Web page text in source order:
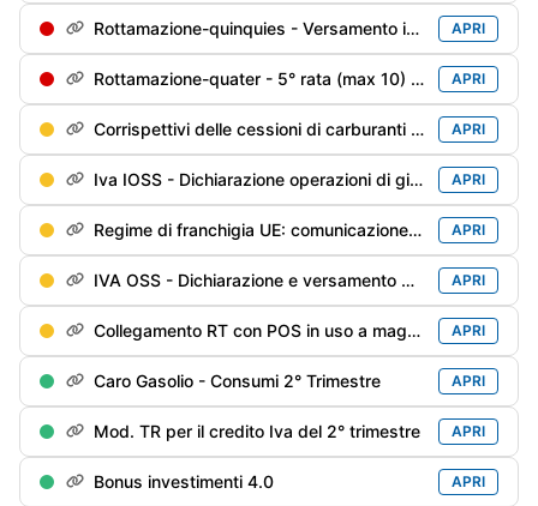
Rottamazione-quinquies - Versamento in soluzione unica o della 1° rata APRI
Rottamazione-quater - 5° rata (max 10) soggetti decaduti al 31/12/2024 e riammessi APRI
Corrispettivi delle cessioni di carburanti di giugno / 2° trimestre - Trasmissione alle Dogane APRI
Iva IOSS - Dichiarazione operazioni di giugno APRI
Regime di franchigia UE: comunicazione del 2° trimestre APRI
IVA OSS - Dichiarazione e versamento del 2° trimestre APRI
Collegamento RT con POS in uso a maggio APRI
Caro Gasolio - Consumi 2° Trimestre APRI
Mod. TR per il credito Iva del 2° trimestre APRI
Bonus investimenti 4.0 APRI